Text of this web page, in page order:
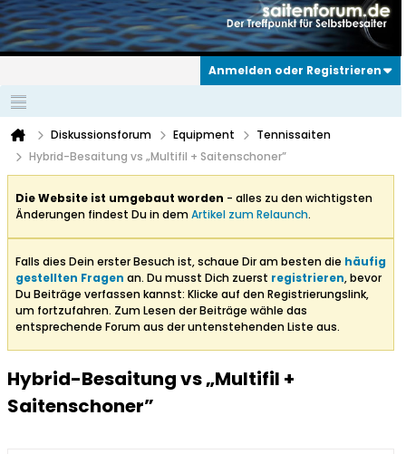
Anmelden oder Registrieren
Diskussionsforum Equipment
Tennissaiten
Hybrid-Besaitung vs „Multifil + Saitenschoner”
Die Website ist umgebaut worden - alles zu den wichtigsten
Änderungen findest Du in demArtikel zum Relaunch.
Falls dies Dein erster Besuch ist, schaue Dir am besten die häufig
gestellten Fragen an. Du musst Dich zuerst registrieren, bevor
Du Beiträge verfassen kannst: Klicke auf den Registrierungslink,
um fortzufahren. Zum Lesen der Beiträge wähle das
entsprechende Forum aus der untenstehenden Liste aus.
Hybrid-Besaitung vs „Multifil +
Saitenschoner”